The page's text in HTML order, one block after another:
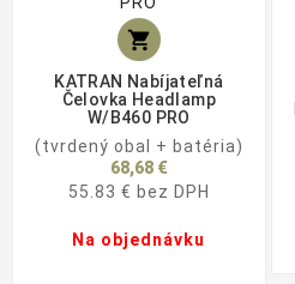

KATRAN Nabíjateľná
Čelovka Headlamp
W/B460 PRO
(tvrdený obal + batéria)
68,68 €
55.83 € bez DPH
Na objednávku